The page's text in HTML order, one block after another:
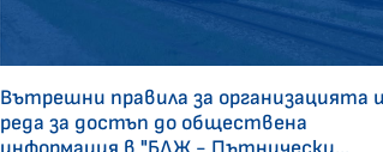
Вътрешни правила за организацията и
реда за достъп до обществена